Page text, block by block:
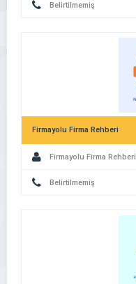
Belirtilmemiş
Firmayolu Firma Rehberi
Firmayolu Firma Rehberi
Belirtilmemiş